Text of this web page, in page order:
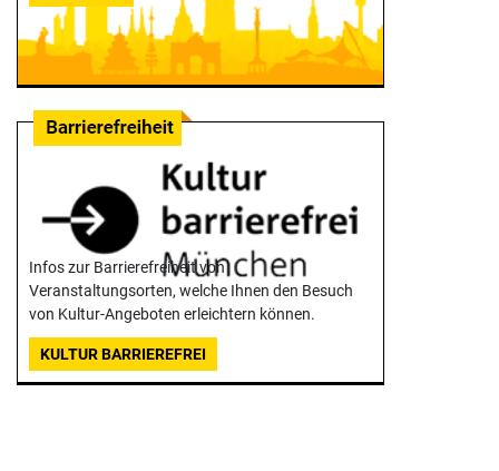
Infos zur Barrierefreiheit von
Veranstaltungsorten, welche Ihnen den Besuch
von Kultur-Angeboten erleichtern können.
KULTUR BARRIEREFREI